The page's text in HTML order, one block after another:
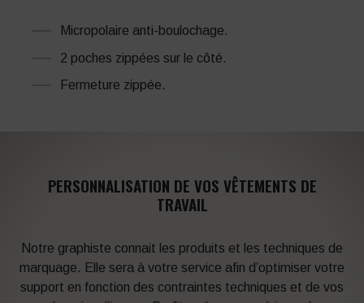
Micropolaire anti-boulochage.
2 poches zippées sur le côté.
Fermeture zippée.
PERSONNALISATION DE VOS VÊTEMENTS DE
TRAVAIL
Notre graphiste connait les produits et les techniques de
marquage. Elle sera à votre service afin d’optimiser votre
support en fonction des contraintes techniques et de vos